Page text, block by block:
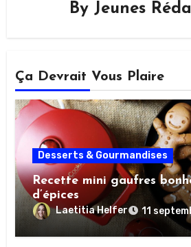
By Jeunes
Ça Devrait Vous Plaire
Desserts & Gourmandises
Recette mini gaufres
d’épices
Laetitia Helfer 11